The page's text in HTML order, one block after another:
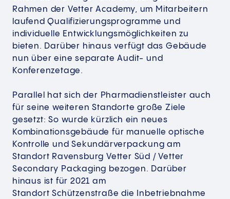
Rahmen der Vetter Academy, um Mitarbeitern
laufend Qualifizierungsprogramme und
individuelle Entwicklungsmöglichkeiten zu
bieten. Darüber hinaus verfügt das Gebäude
nun über eine separate Audit- und
Konferenzetage.
Parallel hat sich der Pharmadienstleister auch
für seine weiteren Standorte große Ziele
gesetzt: So wurde kürzlich ein neues
Kombinationsgebäude für manuelle optische
Kontrolle und Sekundärverpackung am
Standort Ravensburg Vetter Süd / Vetter
Secondary Packaging bezogen. Darüber
hinaus ist für 2021 am
Standort Schützenstraße die Inbetriebnahme